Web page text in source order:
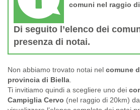
comuni nel raggio di
Di seguito l’elenco dei
presenza di notai.
Non abbiamo trovato notai nel comune
provincia di Biella
Ti invitiamo quindi a scegliere uno dei
Campiglia Cervo (nel raggio di 20km)